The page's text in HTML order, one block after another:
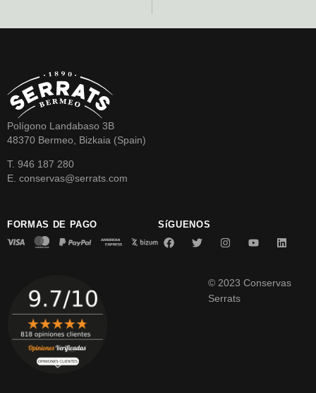
Polígono Landabaso 3B
48370 Bermeo, Bizkaia (Spain)
T. 946 187 280
E. conservas@serrats.com
FORMAS DE PAGO SíGUENOS
© 2023 Conservas
Serrats